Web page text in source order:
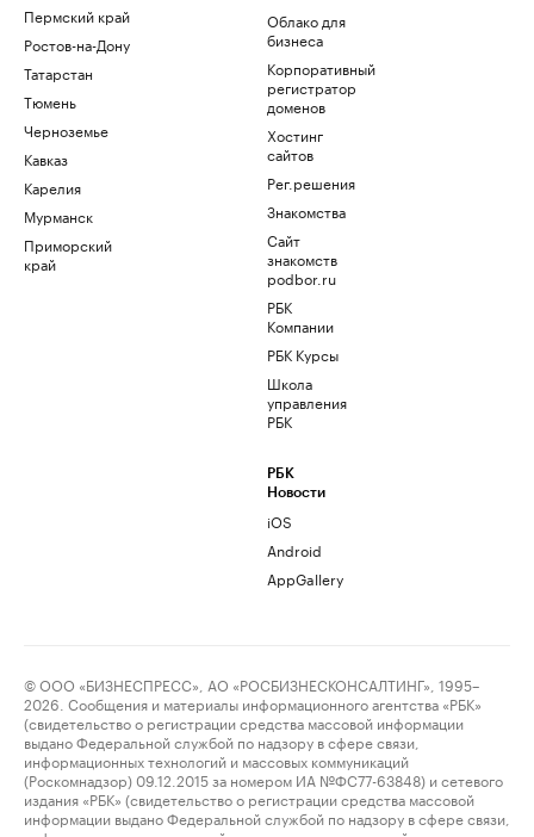
Пермский край
Ростов-на-Дону
Татарстан
Тюмень
Черноземье
Кавказ
Карелия
Мурманск
Приморский
край
Облако для
бизнеса
Корпоративный
регистратор
доменов
Хостинг
сайтов
Рег.решения
Знакомства
Сайт
знакомств
podbor.ru
РБК
Компании
РБК Курсы
Школа
управления
РБК
РБК
Новости
iOS
Android
AppGallery
© ООО «БИЗНЕСПРЕСС», АО «РОСБИЗНЕСКОНСАЛТИНГ», 1995–
2026. Сообщения и материалы информационного агентства «РБК»
(свидетельство о регистрации средства массовой информации
выдано Федеральной службой по надзору в сфере связи,
информационных технологий и массовых коммуникаций
(Роскомнадзор) 09.12.2015 за номером ИА №ФС77-63848) и сетевого
издания «РБК» (свидетельство о регистрации средства массовой
информации выдано Федеральной службой по надзору в сфере связи,